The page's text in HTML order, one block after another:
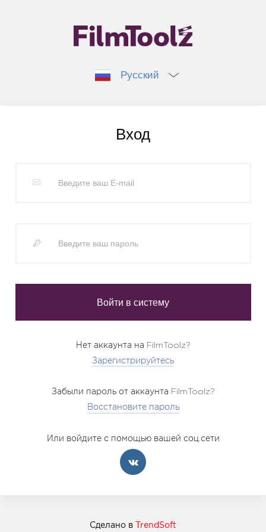
Русский
Вход
Нет аккаунта на FilmToolz?
Зарегистрируйтесь
Забыли пароль от аккаунта FilmToolz?
Восстановите пароль
Или войдите с помощью вашей соц.сети
Сделано в TrendSoft